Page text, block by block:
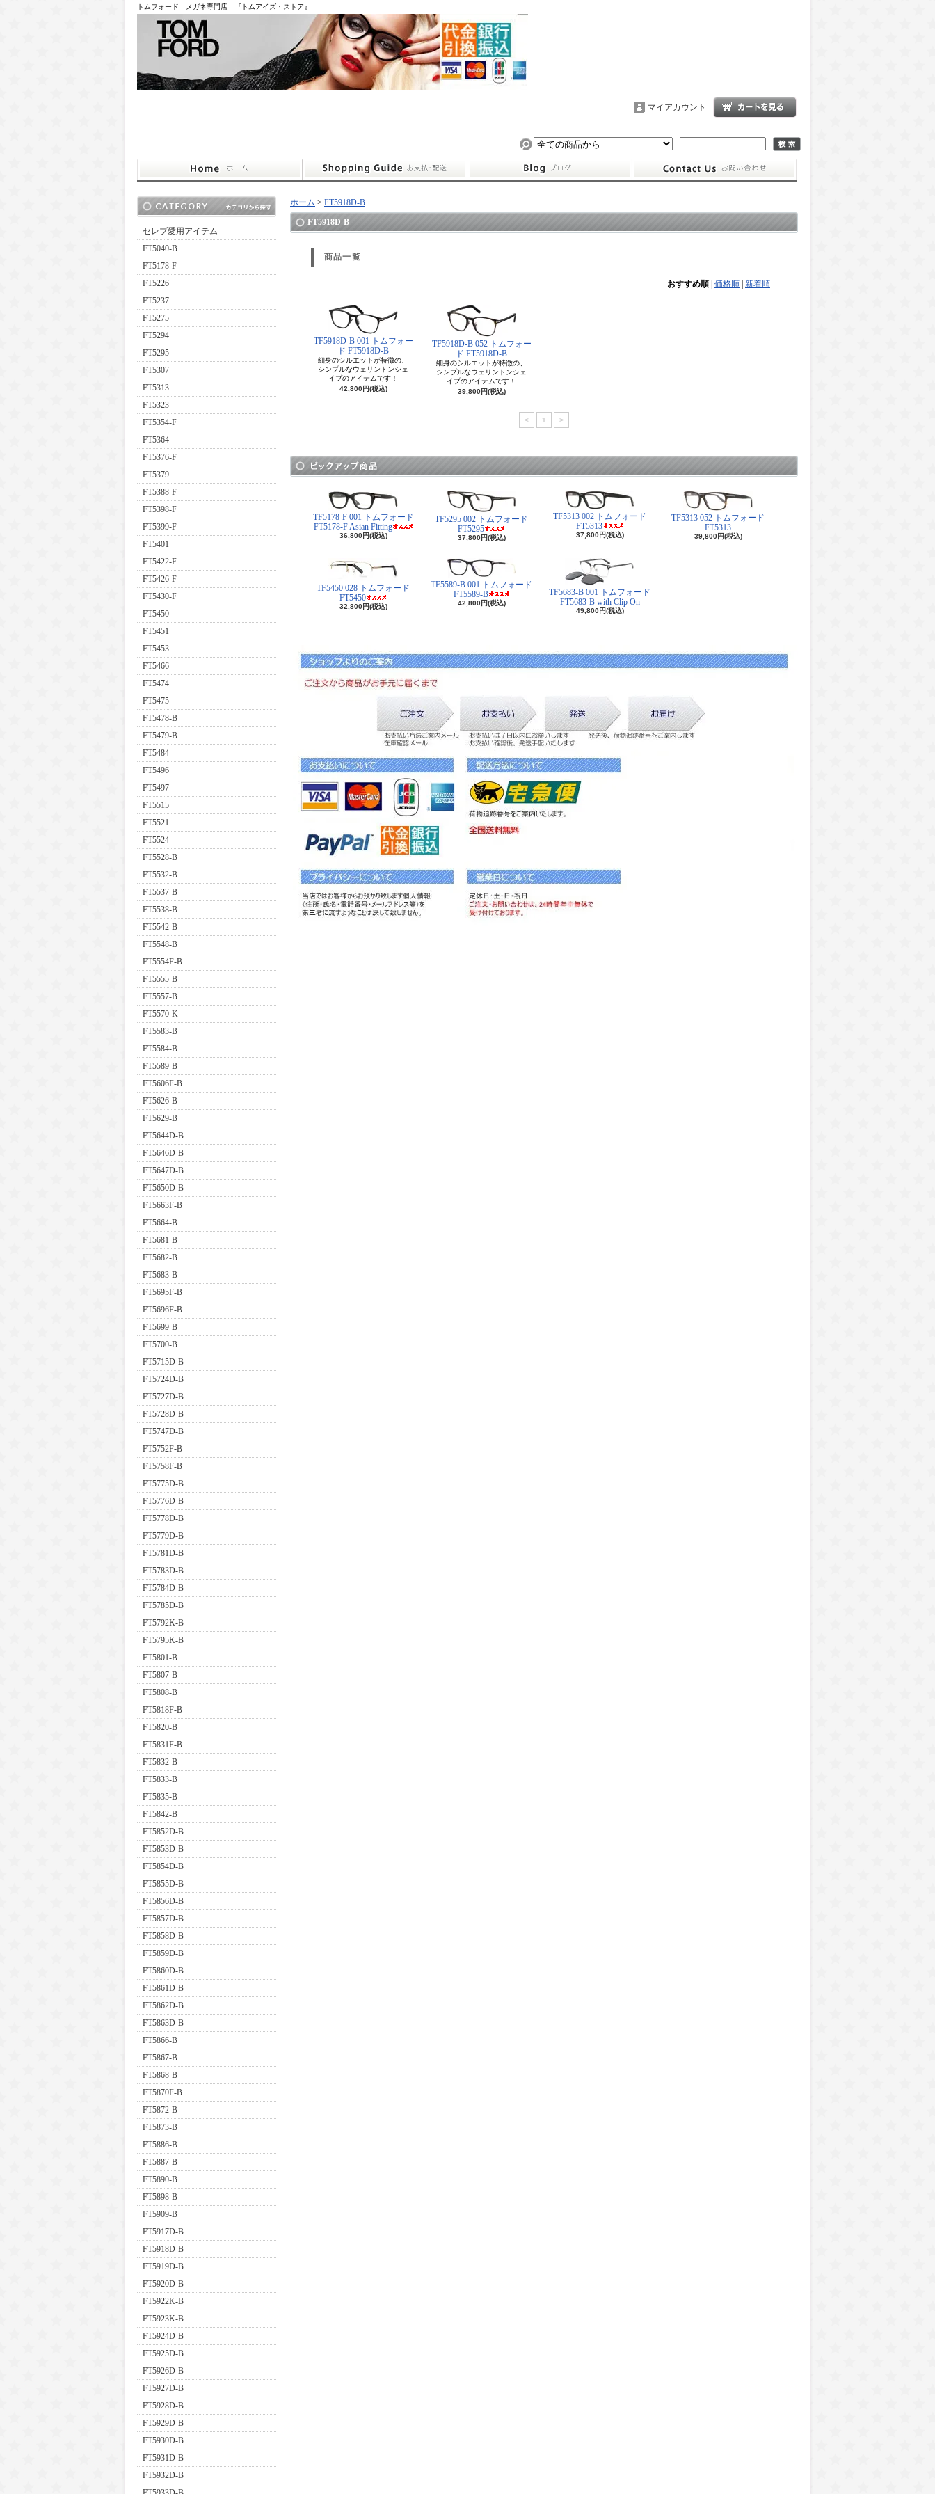
トムフォード メガネ専門店 『トムアイズ・ストア』
マイアカウント
セレブ愛用アイテム
FT5040-B
FT5178-F
FT5226
FT5237
FT5275
FT5294
FT5295
FT5307
FT5313
FT5323
FT5354-F
FT5364
FT5376-F
FT5379
FT5388-F
FT5398-F
FT5399-F
FT5401
FT5422-F
FT5426-F
FT5430-F
FT5450
FT5451
FT5453
FT5466
FT5474
FT5475
FT5478-B
FT5479-B
FT5484
FT5496
FT5497
FT5515
FT5521
FT5524
FT5528-B
FT5532-B
FT5537-B
FT5538-B
FT5542-B
FT5548-B
FT5554F-B
FT5555-B
FT5557-B
FT5570-K
FT5583-B
FT5584-B
FT5589-B
FT5606F-B
FT5626-B
FT5629-B
FT5644D-B
FT5646D-B
FT5647D-B
FT5650D-B
FT5663F-B
FT5664-B
FT5681-B
FT5682-B
FT5683-B
FT5695F-B
FT5696F-B
FT5699-B
FT5700-B
FT5715D-B
FT5724D-B
FT5727D-B
FT5728D-B
FT5747D-B
FT5752F-B
FT5758F-B
FT5775D-B
FT5776D-B
FT5778D-B
FT5779D-B
FT5781D-B
FT5783D-B
FT5784D-B
FT5785D-B
FT5792K-B
FT5795K-B
FT5801-B
FT5807-B
FT5808-B
FT5818F-B
FT5820-B
FT5831F-B
FT5832-B
FT5833-B
FT5835-B
FT5842-B
FT5852D-B
FT5853D-B
FT5854D-B
FT5855D-B
FT5856D-B
FT5857D-B
FT5858D-B
FT5859D-B
FT5860D-B
FT5861D-B
FT5862D-B
FT5863D-B
FT5866-B
FT5867-B
FT5868-B
FT5870F-B
FT5872-B
FT5873-B
FT5886-B
FT5887-B
FT5890-B
FT5898-B
FT5909-B
FT5917D-B
FT5918D-B
FT5919D-B
FT5920D-B
FT5922K-B
FT5923K-B
FT5924D-B
FT5925D-B
FT5926D-B
FT5927D-B
FT5928D-B
FT5929D-B
FT5930D-B
FT5931D-B
FT5932D-B
ホーム > FT5918D-B
FT5918D-B
商品一覧
おすすめ順 価格順 新着順
TF5918D-B 001 トムフォー
ド FT5918D-B
細身のシルエットが特徴の、
シンプルなウェリントンシェ
イプのアイテムです！
42,800円(税込)
TF5918D-B 052 トムフォー
ド FT5918D-B
細身のシルエットが特徴の、
シンプルなウェリントンシェ
イプのアイテムです！
39,800円(税込)
< 1 >
TF5178-F 001 トムフォード
FT5178-F Asian Fitting
36,800円(税込)
TF5295 002 トムフォード
FT5295
37,800円(税込)
TF5313 002 トムフォード
FT5313
37,800円(税込)
TF5313 052 トムフォード
FT5313
39,800円(税込)
TF5450 028 トムフォード
FT5450
32,800円(税込)
TF5589-B 001 トムフォード
FT5589-B
42,800円(税込)
TF5683-B 001 トムフォード
FT5683-B with Clip On
49,800円(税込)